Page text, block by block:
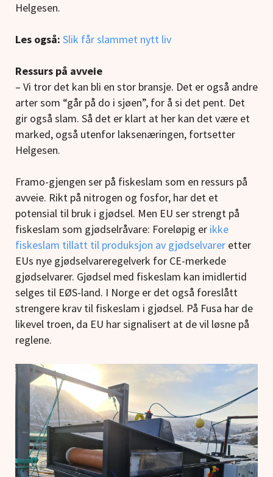
Helgesen.
Les også: Slik får slammet nytt liv
Ressurs på avveie
– Vi tror det kan bli en stor bransje. Det er også andre
arter som “går på do i sjøen”, for å si det pent. Det
gir også slam. Så det er klart at her kan det være et
marked, også utenfor laksenæringen, fortsetter
Helgesen.
Framo-gjengen ser på fiskeslam som en ressurs på
avveie. Rikt på nitrogen og fosfor, har det et
potensial til bruk i gjødsel. Men EU ser strengt på
fiskeslam som gjødselråvare: Foreløpig er ikke
fiskeslam tillatt til produksjon av gjødselvarer etter
EUs nye gjødselvareregelverk for CE-merkede
gjødselvarer. Gjødsel med fiskeslam kan imidlertid
selges til EØS-land. I Norge er det også foreslått
strengere krav til fiskeslam i gjødsel. På Fusa har de
likevel troen, da EU har signalisert at de vil løsne på
reglene.